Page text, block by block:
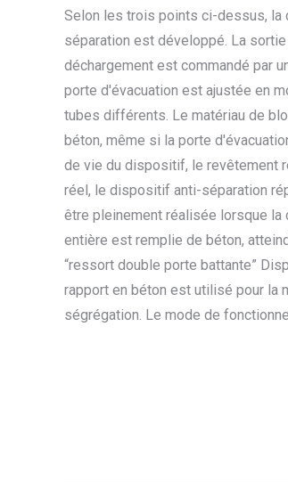
Selon les trois points ci-dessus, la
séparation est développé. La
déchargement est commandé par
porte d'évacuation est ajustée en
tubes différents. Le matériau de
béton, même si la porte
de vie du dispositif, le revêtement
réel, le dispositif anti-séparation
être pleinement réalisée lorsque la
entière est remplie de béton,
“ressort double porte battante”
rapport en béton est utilisé pour
ségrégation. Le mode de